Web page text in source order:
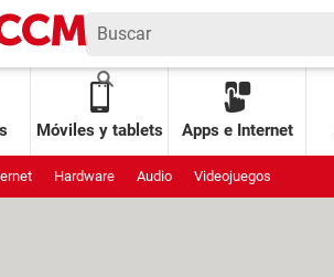
Móviles y tablets Apps e Internet
Hardware Audio Videojuegos